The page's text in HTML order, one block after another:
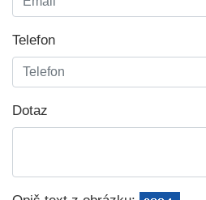
Telefon
Dotaz